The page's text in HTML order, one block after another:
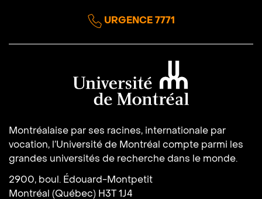
URGENCE 7771
Montréalaise par ses racines, internationale par
vocation, l’Université de Montréal compte parmi les
grandes universités de recherche dans le monde.
2900, boul. Édouard-Montpetit
Montréal (Québec) H3T 1J4